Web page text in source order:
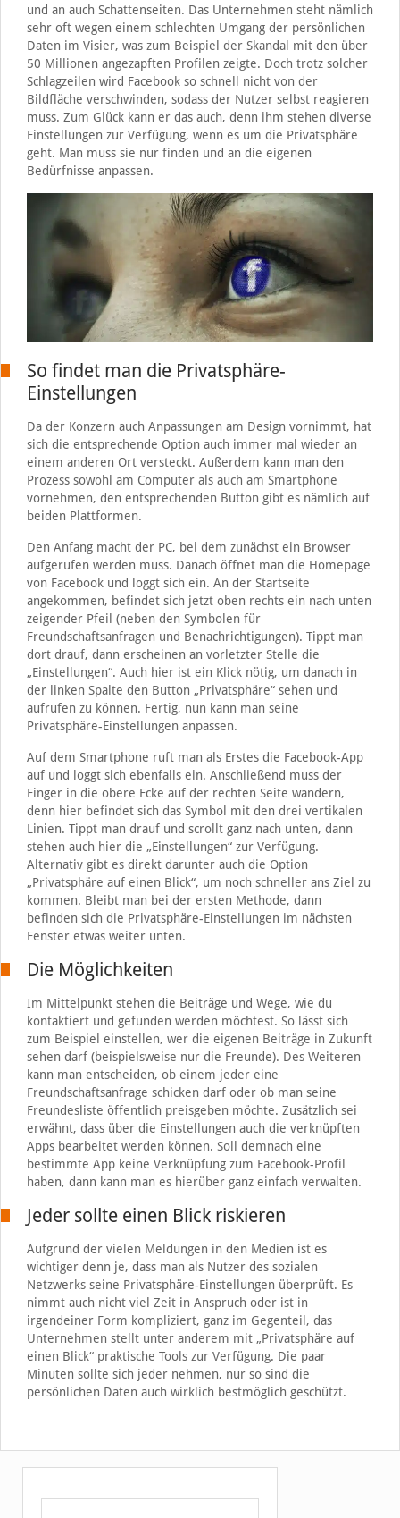
und an auch Schattenseiten. Das Unternehmen steht nämlich
sehr oft wegen einem schlechten Umgang der persönlichen
Daten im Visier, was zum Beispiel der Skandal mit den über
50 Millionen angezapften Profilen zeigte. Doch trotz solcher
Schlagzeilen wird Facebook so schnell nicht von der
Bildfläche verschwinden, sodass der Nutzer selbst reagieren
muss. Zum Glück kann er das auch, denn ihm stehen diverse
Einstellungen zur Verfügung, wenn es um die Privatsphäre
geht. Man muss sie nur finden und an die eigenen
Bedürfnisse anpassen.
So findet man die Privatsphäre-
Einstellungen
Da der Konzern auch Anpassungen am Design vornimmt, hat
sich die entsprechende Option auch immer mal wieder an
einem anderen Ort versteckt. Außerdem kann man den
Prozess sowohl am Computer als auch am Smartphone
vornehmen, den entsprechenden Button gibt es nämlich auf
beiden Plattformen.
Den Anfang macht der PC, bei dem zunächst ein Browser
aufgerufen werden muss. Danach öffnet man die Homepage
von Facebook und loggt sich ein. An der Startseite
angekommen, befindet sich jetzt oben rechts ein nach unten
zeigender Pfeil (neben den Symbolen für
Freundschaftsanfragen und Benachrichtigungen). Tippt man
dort drauf, dann erscheinen an vorletzter Stelle die
„Einstellungen“. Auch hier ist ein Klick nötig, um danach in
der linken Spalte den Button „Privatsphäre“ sehen und
aufrufen zu können. Fertig, nun kann man seine
Privatsphäre-Einstellungen anpassen.
Auf dem Smartphone ruft man als Erstes die Facebook-App
auf und loggt sich ebenfalls ein. Anschließend muss der
Finger in die obere Ecke auf der rechten Seite wandern,
denn hier befindet sich das Symbol mit den drei vertikalen
Linien. Tippt man drauf und scrollt ganz nach unten, dann
stehen auch hier die „Einstellungen“ zur Verfügung.
Alternativ gibt es direkt darunter auch die Option
„Privatsphäre auf einen Blick“, um noch schneller ans Ziel zu
kommen. Bleibt man bei der ersten Methode, dann
befinden sich die Privatsphäre-Einstellungen im nächsten
Fenster etwas weiter unten.
Die Möglichkeiten
Im Mittelpunkt stehen die Beiträge und Wege, wie du
kontaktiert und gefunden werden möchtest. So lässt sich
zum Beispiel einstellen, wer die eigenen Beiträge in Zukunft
sehen darf (beispielsweise nur die Freunde). Des Weiteren
kann man entscheiden, ob einem jeder eine
Freundschaftsanfrage schicken darf oder ob man seine
Freundesliste öffentlich preisgeben möchte. Zusätzlich sei
erwähnt, dass über die Einstellungen auch die verknüpften
Apps bearbeitet werden können. Soll demnach eine
bestimmte App keine Verknüpfung zum Facebook-Profil
haben, dann kann man es hierüber ganz einfach verwalten.
Jeder sollte einen Blick riskieren
Aufgrund der vielen Meldungen in den Medien ist es
wichtiger denn je, dass man als Nutzer des sozialen
Netzwerks seine Privatsphäre-Einstellungen überprüft. Es
nimmt auch nicht viel Zeit in Anspruch oder ist in
irgendeiner Form kompliziert, ganz im Gegenteil, das
Unternehmen stellt unter anderem mit „Privatsphäre auf
einen Blick“ praktische Tools zur Verfügung. Die paar
Minuten sollte sich jeder nehmen, nur so sind die
persönlichen Daten auch wirklich bestmöglich geschützt.